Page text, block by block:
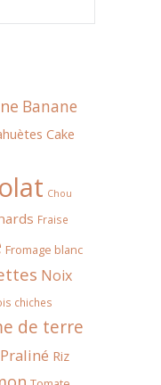
Banane
Cake
Chou
Fraise
Fromage blanc
Noix
chiches
de terre
Praliné Riz